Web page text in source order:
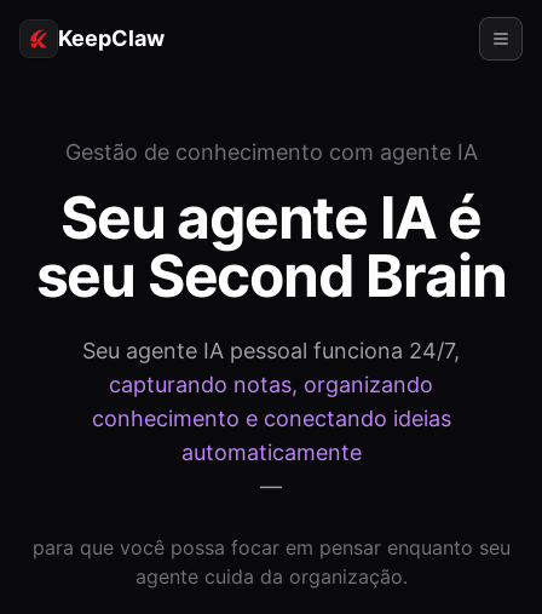
KeepClaw
Acesso ao token
Casos de uso
RECURSOS
Comparar
Gestão de conhecimento com agente IA
Seu agente IA é
seu Second Brain
Seu agente IA pessoal funciona 24/7,
capturando notas, organizando
conhecimento e conectando ideias
automaticamente
—
para que você possa focar em pensar enquanto seu
agente cuida da organização.